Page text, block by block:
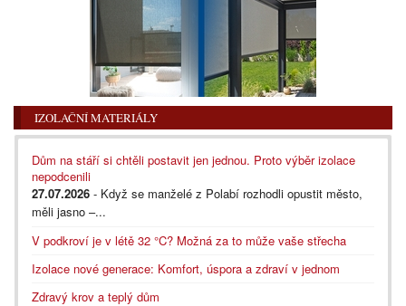
IZOLAČNÍ MATERIÁLY
Dům na stáří si chtěli postavit jen jednou. Proto výběr izolace
nepodcenili
27.07.2026 - Když se manželé z Polabí rozhodli opustit město,
měli jasno –...
V podkroví je v létě 32 °C? Možná za to může vaše střecha
Izolace nové generace: Komfort, úspora a zdraví v jednom
Zdravý krov a teplý dům